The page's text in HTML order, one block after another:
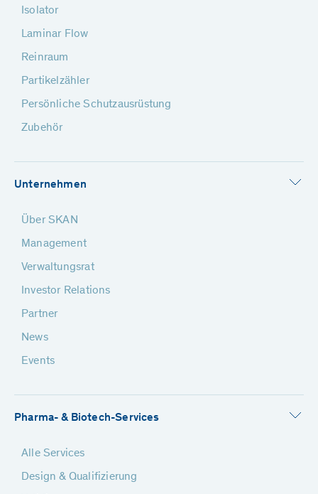
Isolator
Laminar Flow
Reinraum
Partikelzähler
Persönliche Schutzausrüstung
Zubehör
Unternehmen
Über SKAN
Management
Verwaltungsrat
Investor Relations
Partner
News
Events
Pharma- & Biotech-Services
Alle Services
Design & Qualifizierung